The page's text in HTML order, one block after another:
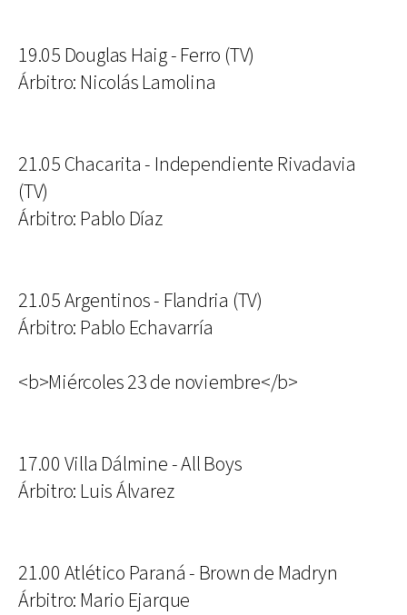
19.05 Douglas Haig - Ferro (TV)
Árbitro: Nicolás Lamolina
21.05 Chacarita - Independiente Rivadavia
(TV)
Árbitro: Pablo Díaz
21.05 Argentinos - Flandria (TV)
Árbitro: Pablo Echavarría
<b>Miércoles 23 de noviembre</b>
17.00 Villa Dálmine - All Boys
Árbitro: Luis Álvarez
21.00 Atlético Paraná - Brown de Madryn
Árbitro: Mario Ejarque